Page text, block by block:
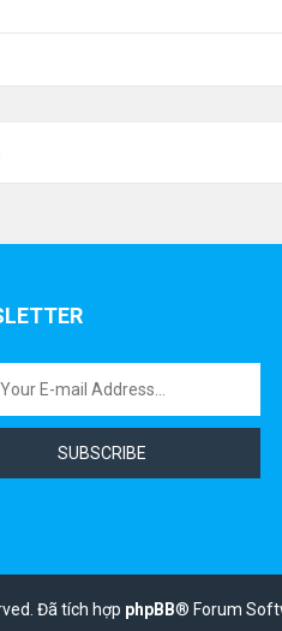
SUBSCRIBE
Đã tích hợp phpBB® Forum